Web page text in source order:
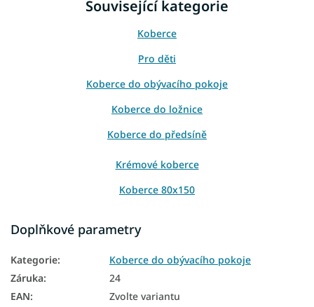
Související kategorie
Koberce
Pro děti
Koberce do obývacího pokoje
Koberce do ložnice
Koberce do předsíně
Krémové koberce
Koberce 80x150
Koberce 120x170
Koberce 140x200
Koberce 160x230
Doplňkové parametry
Kategorie:
Koberce do obývacího pokoje
Záruka:
24
EAN:
Zvolte variantu